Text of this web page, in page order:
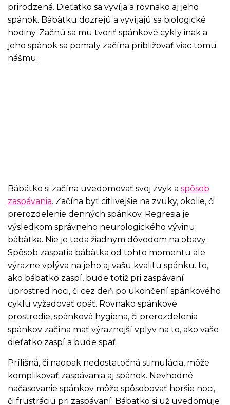
prirodzená. Dieťatko sa vyvíja a rovnako aj jeho
spánok. Bábätku dozrejú a vyvíjajú sa biologické
hodiny. Začnú sa mu tvoriť spánkové cykly inak a
jeho spánok sa pomaly začína približovať viac tomu
nášmu.
Bábätko si začína uvedomovať svoj zvyk a spôsob
zaspávania. Začína byť citlivejšie na zvuky, okolie, či
prerozdelenie denných spánkov. Regresia je
výsledkom správneho neurologického vývinu
bábätka. Nie je teda žiadnym dôvodom na obavy.
Spôsob zaspatia bábätka od tohto momentu ale
výrazne vplýva na jeho aj vašu kvalitu spánku. to,
ako bábätko zaspí, bude totiž pri zaspávaní
uprostred noci, či cez deň po ukončení spánkového
cyklu vyžadovať opäť. Rovnako spánkové
prostredie, spánková hygiena, či prerozdelenia
spánkov začína mať výraznejší vplyv na to, ako vaše
dieťatko zaspí a bude spať.
Prílišná, či naopak nedostatočná stimulácia, môže
komplikovať zaspávania aj spánok. Nevhodné
načasovanie spánkov môže spôsobovať horšie noci,
či frustráciu pri zaspávaní. Bábätko si už uvedomuje